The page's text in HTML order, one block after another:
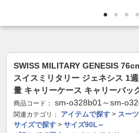
SWISS MILITARY GENESIS
スイスミリタリー ジェネシス 1
量 キャリーケース キャリーバッ
商品コード： sm-o328b01～sm-
関連カテゴリ： アイテムで探す > スー
サイズで探す > サイズ90L～